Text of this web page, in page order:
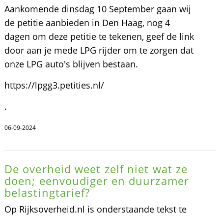
Aankomende dinsdag 10 September gaan wij
de petitie aanbieden in Den Haag, nog 4
dagen om deze petitie te tekenen, geef de link
door aan je mede LPG rijder om te zorgen dat
onze LPG auto's blijven bestaan.
https://lpgg3.petities.nl/
.
06-09-2024
De overheid weet zelf niet wat ze
doen; eenvoudiger en duurzamer
belastingtarief?
Op Rijksoverheid.nl is onderstaande tekst te